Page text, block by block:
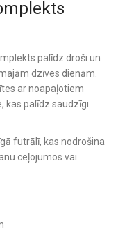
palīdz droši un
dzīves dienām.
ar noapaļotiem
kas palīdz saudzīgi
futrālī, kas nodrošina
ceļojumos vai